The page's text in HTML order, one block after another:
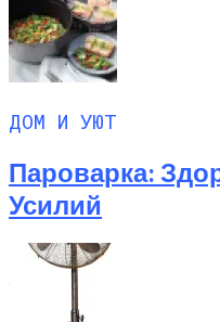
ДОМ И УЮТ
Пароварка:
Усилий